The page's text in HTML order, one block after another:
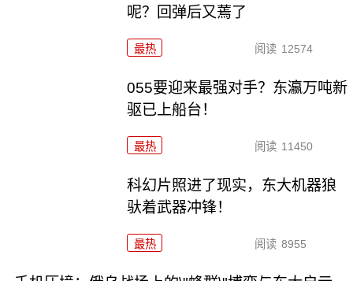
呢？回弹后又蔫了
最热 阅读 12574
055要迎来最强对手？东瀛万吨新
驱已上船台！
最热 阅读 11450
科幻片照进了现实，东大机器狼
驮着武器冲锋！
最热 阅读 8955